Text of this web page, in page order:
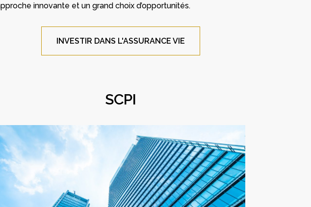
innovante et un grand choix d’opportunités.
INVESTIR DANS L'ASSURANCE VIE
SCPI